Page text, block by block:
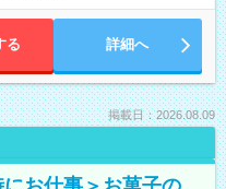
る 詳細へ
掲載日：2026.08.09